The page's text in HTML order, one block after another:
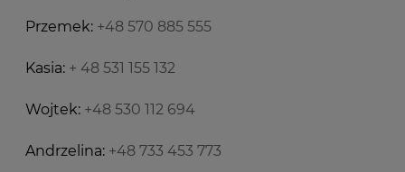
Przemek: +48 570 885 555
Kasia: + 48 531 155 132
Wojtek: +48 530 112 694
Andrzelina: +48 733 453 773